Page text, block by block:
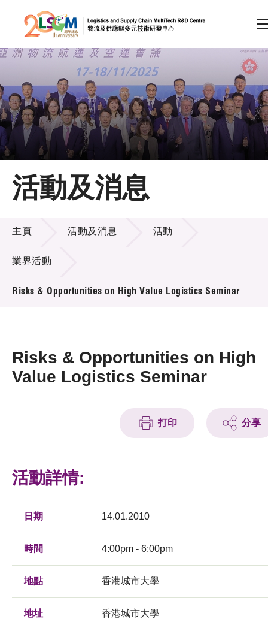
跳到內容（按回車鍵）
會員登入
A A EN 繁 简
主頁
關於LSCM
技術商品化
項目及資助計劃
新聞中心
活動及消息
活動及消息
主頁 活動及消息 活動
業界活動
Risks & Opportunities on High Value Logistics Seminar
Risks & Opportunities on High
Value Logistics Seminar
打印 分享
活動詳情:
日期 14.01.2010
時間 4:00pm - 6:00pm
地點 香港城市大學
地址 香港城市大學